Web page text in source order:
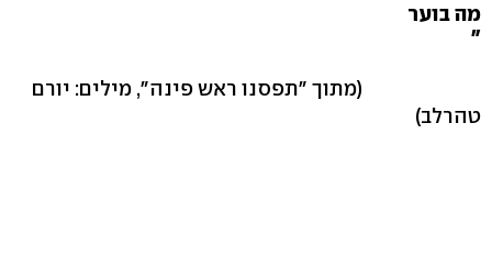
מה בוער
"
(מתוך "תפסנו ראש פינה", מילים: יורם
טהרלב)